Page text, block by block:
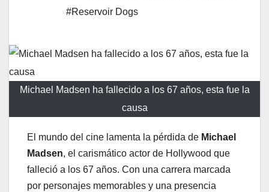
#Reservoir Dogs
Michael Madsen ha fallecido a los 67 años, esta fue la
causa
El mundo del cine lamenta la pérdida de Michael
Madsen, el carismático actor de Hollywood que
falleció a los 67 años. Con una carrera marcada
por personajes memorables y una presencia